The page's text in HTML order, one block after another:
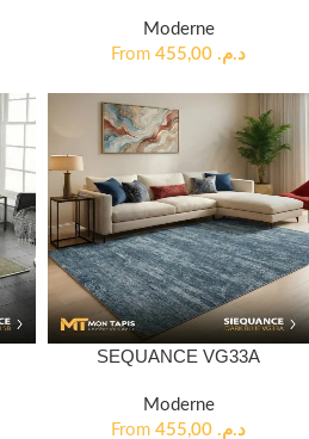
Moderne
From
د.م.
SEQUANCE VG33A
Moderne
From
د.م.